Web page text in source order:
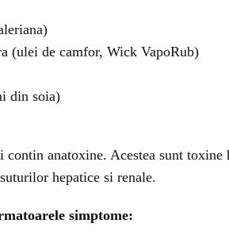
(ulei de camfor, Wick VapoRub)
din soia)
anatoxine. Acestea sunt toxine
hepatice si renale.
simptome: